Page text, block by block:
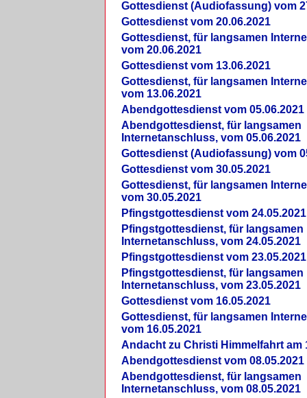
Gottesdienst (Audiofassung) vom
Gottesdienst vom 20.06.2021
Gottesdienst, für langsamen
vom 20.06.2021
Gottesdienst vom 13.06.2021
Gottesdienst, für langsamen
vom 13.06.2021
Abendgottesdienst vom 05.06.2021
Abendgottesdienst, für langsamen
Internetanschluss, vom 05.06.2021
Gottesdienst (Audiofassung) vom
Gottesdienst vom 30.05.2021
Gottesdienst, für langsamen
vom 30.05.2021
Pfingstgottesdienst vom 24.05.2021
Pfingstgottesdienst, für langsamen
Internetanschluss, vom 24.05.2021
Pfingstgottesdienst vom 23.05.2021
Pfingstgottesdienst, für langsamen
Internetanschluss, vom 23.05.2021
Gottesdienst vom 16.05.2021
Gottesdienst, für langsamen
vom 16.05.2021
Andacht zu Christi Himmelfahrt am
Abendgottesdienst vom 08.05.2021
Abendgottesdienst, für langsamen
Internetanschluss, vom 08.05.2021